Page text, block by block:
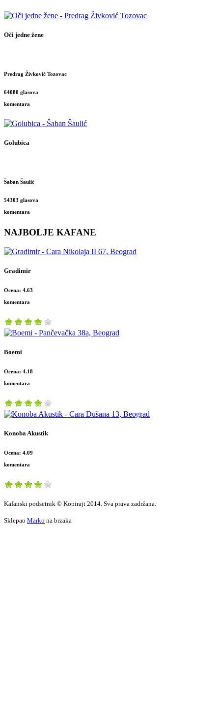
Oči jedne žene
Predrag Živković Tozovac
64080 glasova
komentara
Golubica
Šaban Šaulić
54303 glasova
komentara
NAJBOLJE KAFANE
Gradimir
Ocena: 4.63
komentara
Boemi
Ocena: 4.18
komentara
Konoba Akustik
Ocena: 4.09
komentara
Kafanski podsetnik © Kopirajt 2014. Sva prava zadržana.
Sklepao Marko na brzaka